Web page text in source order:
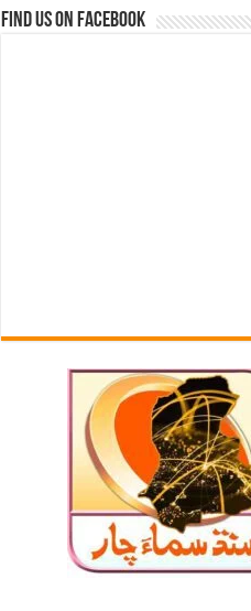
Find us on Facebook